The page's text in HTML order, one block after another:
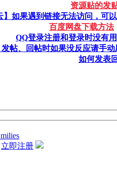
资源贴的发
】如果遇到链接无法访问，可
百度网盘下载方法
QQ登录注册和登录时没有
帖、回帖时如果没反应请手
如何发表
立即注册